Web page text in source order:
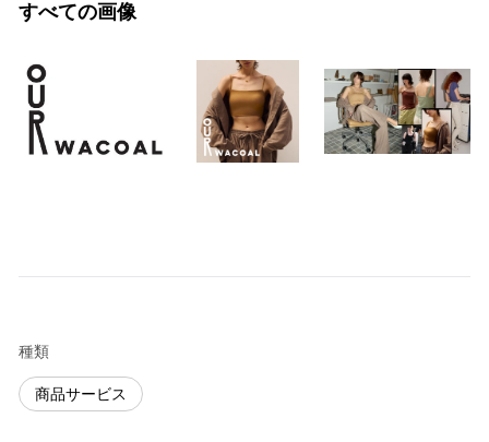
すべての画像
種類
商品サービス